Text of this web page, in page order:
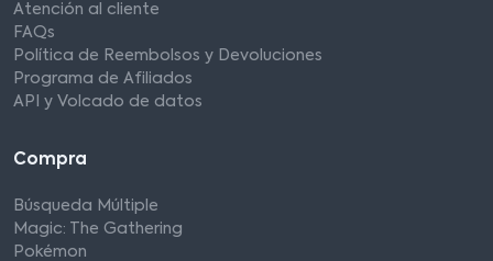
Atención al cliente
FAQs
Política de Reembolsos y Devoluciones
Programa de Afiliados
API y Volcado de datos
Compra
Búsqueda Múltiple
Magic: The Gathering
Pokémon